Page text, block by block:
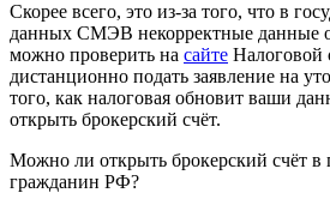
Скорее всего, это из-за того, что в
данных СМЭВ некорректные
можно проверить на сайте
дистанционно подать заявление на
того, как налоговая обновит ваши
открыть брокерский счёт.
Можно ли открыть брокерский счёт в
гражданин РФ?